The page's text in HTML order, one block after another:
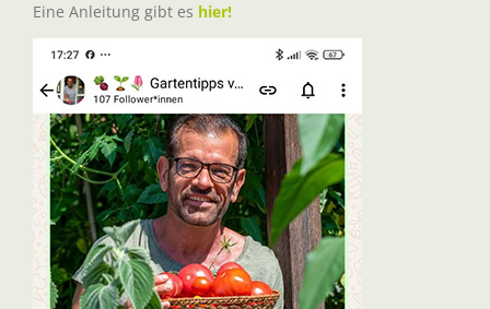
Eine Anleitung gibt es hier!